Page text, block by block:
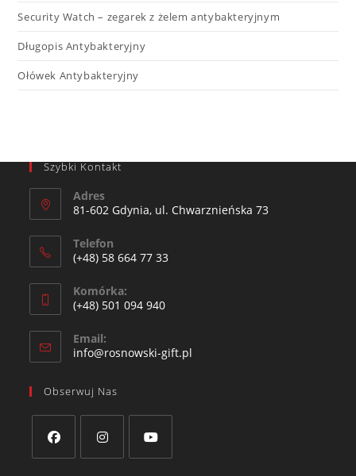
Security Watch – zegarek z żelem antybakteryjnym
Długopis Antybakteryjny
Ołówek Antybakteryjny
Szybki Kontakt
Adres
81-602 Gdynia, ul. Chwarznieńska 73
Telefon
(+48) 58 664 77 33
Komórka:
(+48) 501 094 940​
Email:
info@rosnowski-gift.pl
Obserwuj Nas